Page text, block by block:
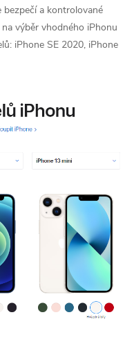
a kontrolované
výběr vhodného iPhonu
iPhone SE 2020, iPhone